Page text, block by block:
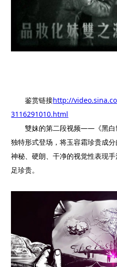
鉴赏链接http://
3116291010.html
雙妹的第二段视频——《黑白
独特形式登场，将玉容霜珍贵成
神秘、硬朗、干净的视觉性表现
足珍贵。